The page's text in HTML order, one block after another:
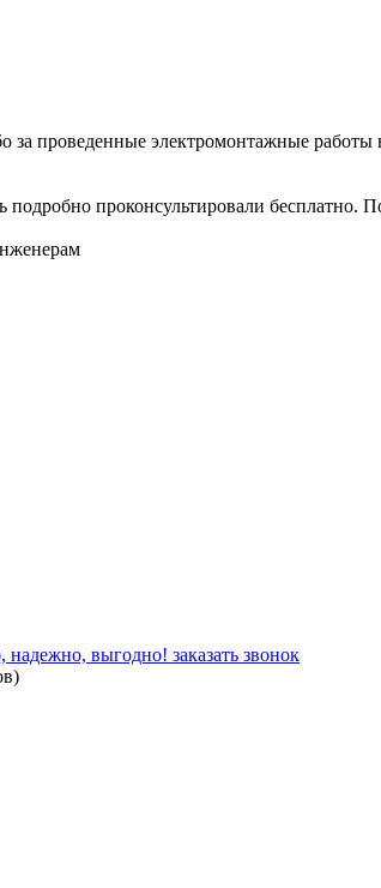
за проведенные электромонтажные
проконсультировали бесплатно.
надежно, выгодно! заказать звонок